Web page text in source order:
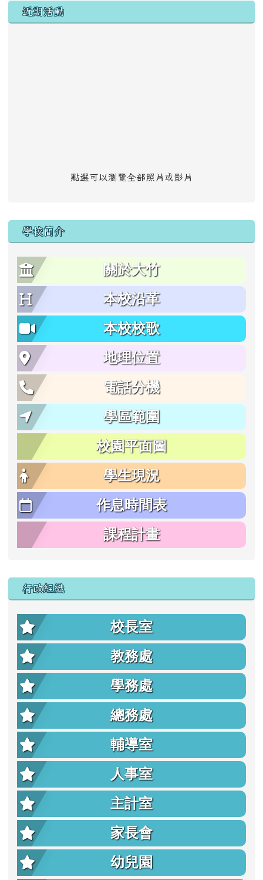
左邊區域內容
近期活動
點選可以瀏覽全部照片或影片
學校簡介
關於大竹
本校沿革
本校校歌
地理位置
電話分機
學區範圍
校園平面圖
學生現況
作息時間表
課程計畫
行政組織
校長室
教務處
學務處
總務處
輔導室
人事室
主計室
家長會
幼兒園